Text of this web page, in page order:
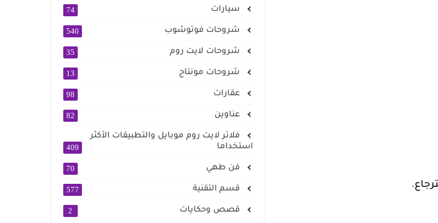
سيارات 74
شروحات فوتوشوب 540
شروحات لايت روم 35
شروحات مونتاج 13
عقارات 98
عناوين 82
فلاتر لايت روم موبايل والتطبيقات الأكثر
استخداما
409
فن طهي 70
قسم التقنية 577
قصص وحكايات 2